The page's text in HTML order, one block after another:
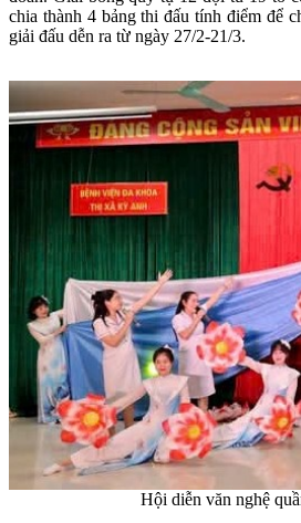
chia thành 4 bảng thi đấu tính điểm để
giải đấu dễn ra từ ngày 27/2-21/3.
Hội diễn văn nghệ